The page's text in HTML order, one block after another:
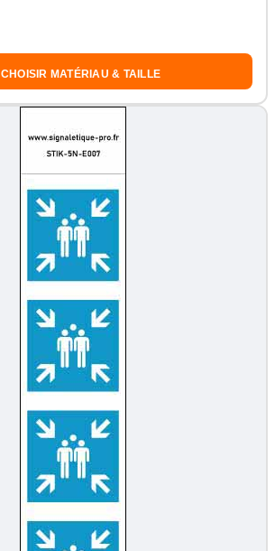
CHOISIR MATÉRIAU & TAILLE